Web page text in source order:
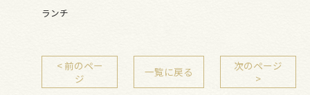
ランチ
< 前のペー
ジ
一覧に戻る
次のページ
>